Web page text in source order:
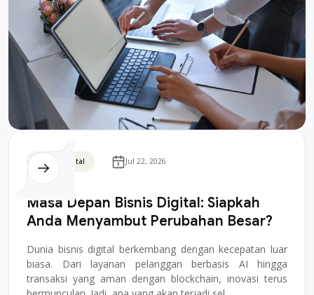
Bisnis Digital Jul 22, 2026
Masa Depan Bisnis Digital: Siapkah
Anda Menyambut Perubahan Besar?
Dunia bisnis digital berkembang dengan kecepatan luar
biasa. Dari layanan pelanggan berbasis AI hingga
transaksi yang aman dengan blockchain, inovasi terus